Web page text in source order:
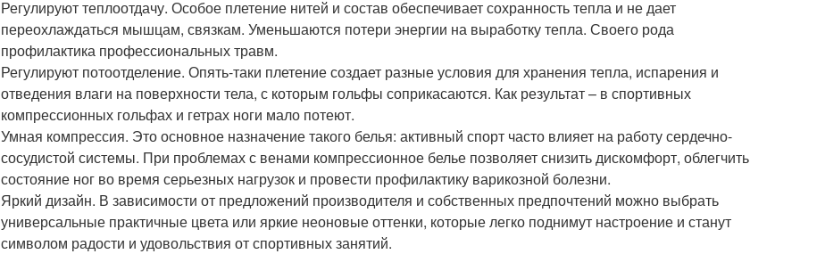
Регулируют теплоотдачу. Особое плетение нитей и состав обеспечивает сохранность тепла и не дает
переохлаждаться мышцам, связкам. Уменьшаются потери энергии на выработку тепла. Своего рода
профилактика профессиональных травм.
Регулируют потоотделение. Опять-таки плетение создает разные условия для хранения тепла, испарения и
отведения влаги на поверхности тела, с которым гольфы соприкасаются. Как результат – в спортивных
компрессионных гольфах и гетрах ноги мало потеют.
Умная компрессия. Это основное назначение такого белья: активный спорт часто влияет на работу сердечно-
сосудистой системы. При проблемах с венами компрессионное белье позволяет снизить дискомфорт, облегчить
состояние ног во время серьезных нагрузок и провести профилактику варикозной болезни.
Яркий дизайн. В зависимости от предложений производителя и собственных предпочтений можно выбрать
универсальные практичные цвета или яркие неоновые оттенки, которые легко поднимут настроение и станут
символом радости и удовольствия от спортивных занятий.